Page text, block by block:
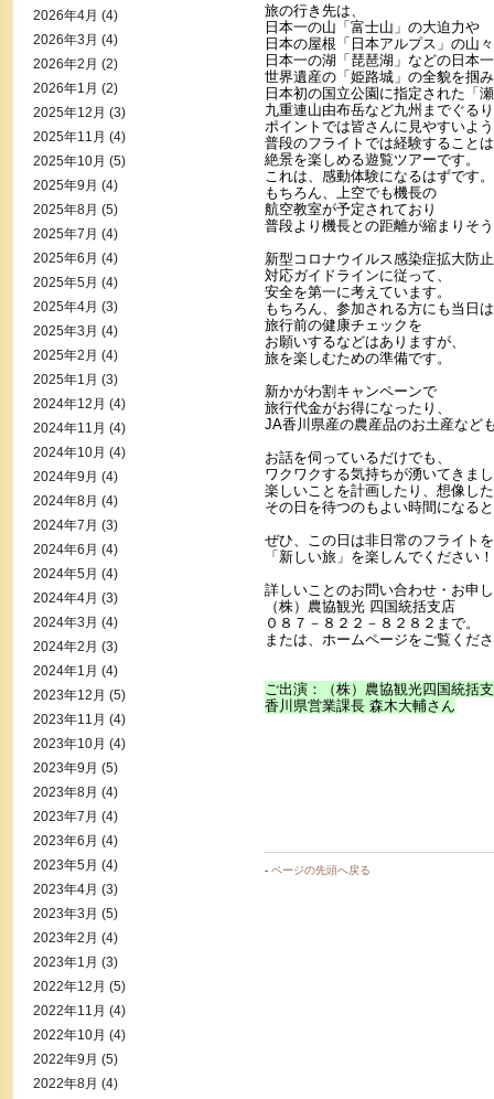
旅の行き先は、
日本一の山「富士山」の大迫力や
日本の屋根「日本アルプス」の山
日本一の湖「琵琶湖」などの日本
世界遺産の「姫路城」の全貌を掴み
日本初の国立公園に指定された「
九重連山由布岳など九州までぐる
ポイントでは皆さんに見やすいよ
普段のフライトでは経験すること
絶景を楽しめる遊覧ツアーです。
これは、感動体験になるはずです。
もちろん、上空でも機長の
航空教室が予定されており
普段より機長との距離が縮まりそ
新型コロナウイルス感染症拡大防
対応ガイドラインに従って、
安全を第一に考えています。
もちろん、参加される方にも当日
旅行前の健康チェックを
お願いするなどはありますが、
旅を楽しむための準備です。
新かがわ割キャンペーンで
旅行代金がお得になったり、
JA香川県産の農産品のお土産など
お話を伺っているだけでも、
ワクワクする気持ちが湧いてきま
楽しいことを計画したり、想像し
その日を待つのもよい時間になる
ぜひ、この日は非日常のフライト
「新しい旅」を楽しんでください
詳しいことのお問い合わせ・お申
（株）農協観光 四国統括支店
０８７－８２２－８２８２まで。
または、ホームページをご覧くだ
ご出演：（株）農協観光四国統括
香川県営業課長 森木大輔さん
- ページの先頭へ戻る
2026年4月 (4)
2026年3月 (4)
2026年2月 (2)
2026年1月 (2)
2025年12月 (3)
2025年11月 (4)
2025年10月 (5)
2025年9月 (4)
2025年8月 (5)
2025年7月 (4)
2025年6月 (4)
2025年5月 (4)
2025年4月 (3)
2025年3月 (4)
2025年2月 (4)
2025年1月 (3)
2024年12月 (4)
2024年11月 (4)
2024年10月 (4)
2024年9月 (4)
2024年8月 (4)
2024年7月 (3)
2024年6月 (4)
2024年5月 (4)
2024年4月 (3)
2024年3月 (4)
2024年2月 (3)
2024年1月 (4)
2023年12月 (5)
2023年11月 (4)
2023年10月 (4)
2023年9月 (5)
2023年8月 (4)
2023年7月 (4)
2023年6月 (4)
2023年5月 (4)
2023年4月 (3)
2023年3月 (5)
2023年2月 (4)
2023年1月 (3)
2022年12月 (5)
2022年11月 (4)
2022年10月 (4)
2022年9月 (5)
2022年8月 (4)